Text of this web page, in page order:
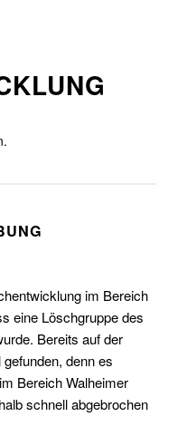
im Bereich
eine Löschgruppe des
Bereits auf der
denn es
Bereich Walheimer
schnell abgebrochen